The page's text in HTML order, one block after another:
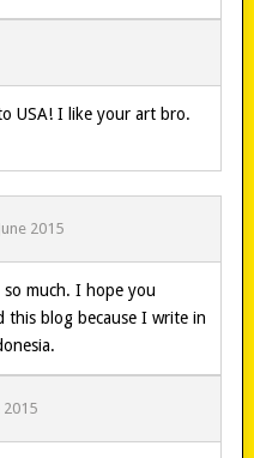
USA! I like your art bro.
2015
much. I hope you
this blog because I write in
2015